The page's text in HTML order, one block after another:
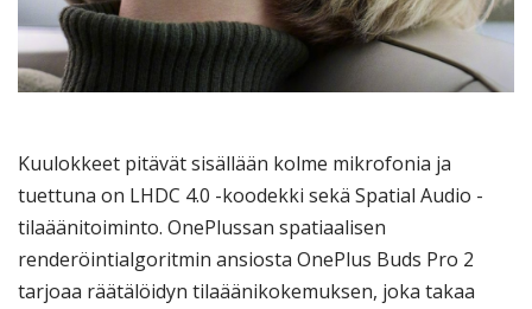
Kuulokkeet pitävät sisällään kolme mikrofonia ja
tuettuna on LHDC 4.0 -koodekki sekä Spatial Audio -
tilaäänitoiminto. OnePlussan spatiaalisen
renderöintialgoritmin ansiosta OnePlus Buds Pro 2
tarjoaa räätälöidyn tilaäänikokemuksen, joka takaa